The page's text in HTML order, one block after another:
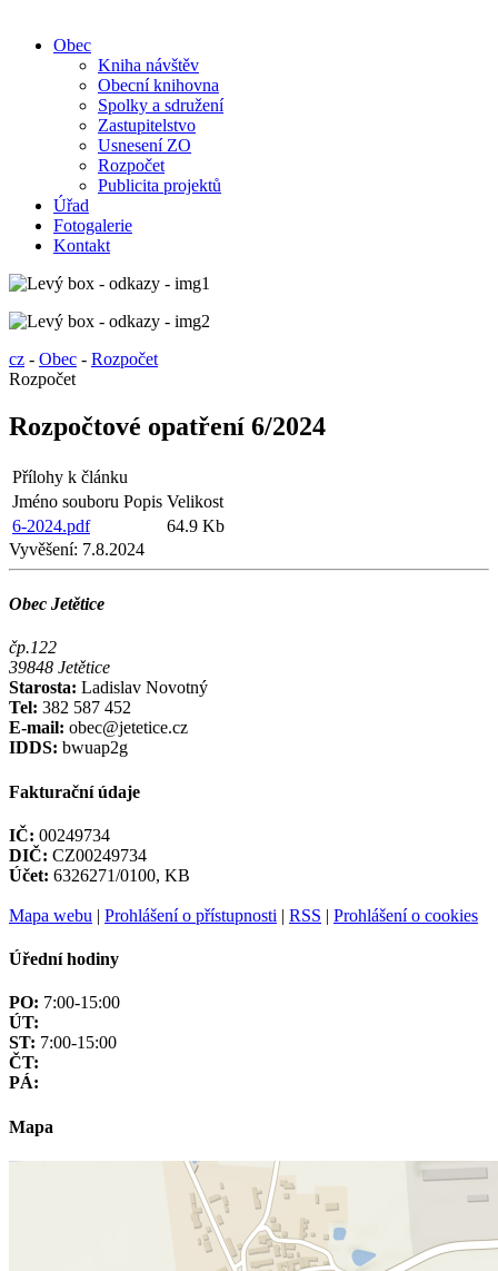
Obec
Kniha návštěv
Obecní knihovna
Spolky a sdružení
Zastupitelstvo
Usnesení ZO
Rozpočet
Publicita projektů
Úřad
Fotogalerie
Kontakt
cz - Obec - Rozpočet
Rozpočet
Rozpočtové opatření 6/2024
Přílohy k článku
Jméno souboru Popis Velikost
6-2024.pdf
64.9 Kb
Vyvěšení: 7.8.2024
Obec Jetětice
čp.122
39848 Jetětice
Starosta: Ladislav Novotný
Tel: 382 587 452
E-mail: obec@jetetice.cz
IDDS: bwuap2g
Fakturační údaje
IČ: 00249734
DIČ: CZ00249734
Účet: 6326271/0100, KB
Mapa webu | Prohlášení o přístupnosti | RSS | Prohlášení o cookies
Úřední hodiny
PO: 7:00-15:00
ÚT:
ST: 7:00-15:00
ČT:
PÁ:
Mapa